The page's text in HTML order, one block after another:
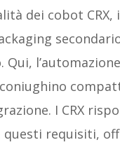
dei cobot
Qui,
I CRX
questi requisiti,